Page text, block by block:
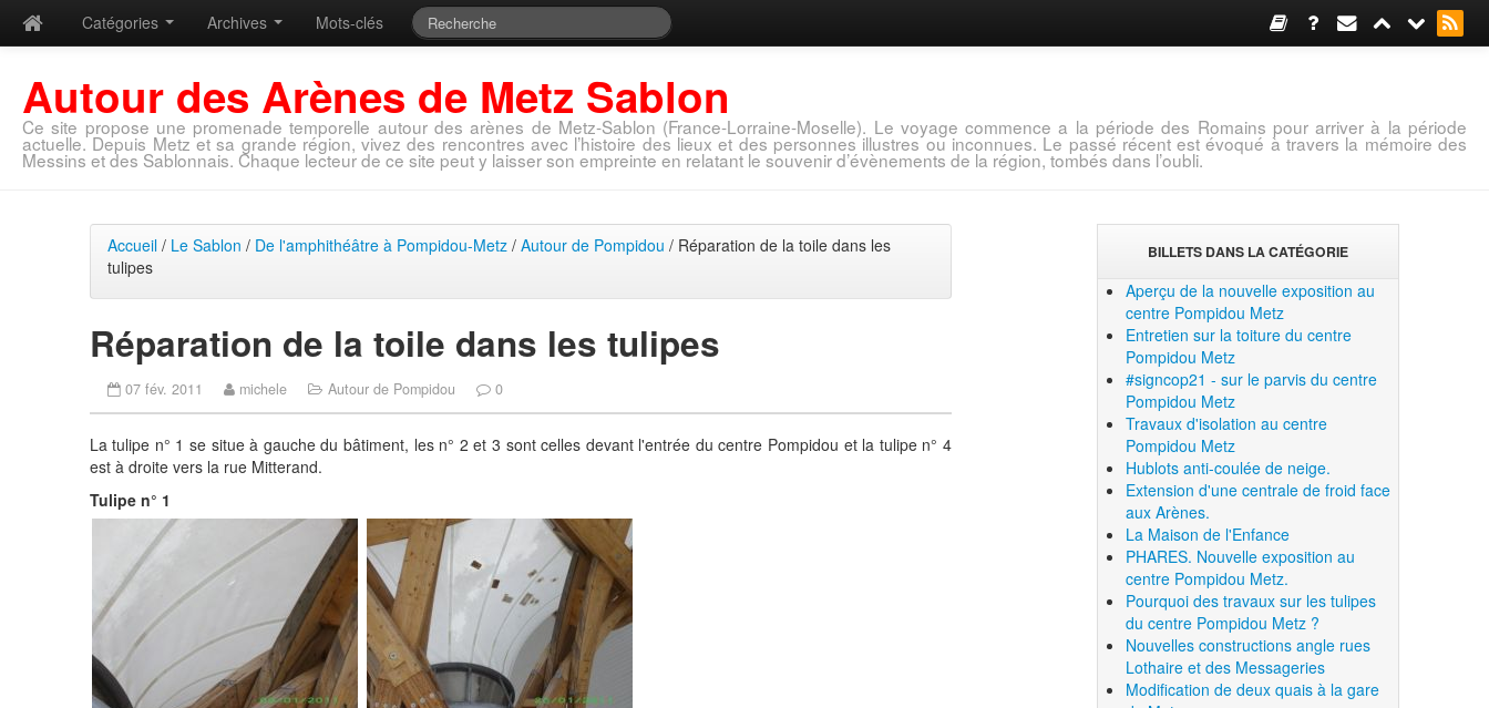
Catégories Archives Mots-clés
Autour des Arènes de Metz Sablon
Ce site propose une promenade temporelle autour des arènes de Metz-Sablon (France-Lorraine-Moselle). Le voyage commence a la période des Romains pour arriver à la période
actuelle. Depuis Metz et sa grande région, vivez des rencontres avec l’histoire des lieux et des personnes illustres ou inconnues. Le passé récent est évoqué à travers la mémoire des
Messins et des Sablonnais. Chaque lecteur de ce site peut y laisser son empreinte en relatant le souvenir d’évènements de la région, tombés dans l’oubli.
Accueil/ Le Sablon / De l'amphithéâtre à Pompidou-Metz/ Autour de Pompidou / Réparation de la toile dans les
tulipes
Réparation de la toile dans les tulipes
07 fév. 2011 michele Autour de Pompidou 0
La tulipe n° 1 se situe à gauche du bâtiment, les n° 2 et 3 sont celles devant l'entrée du centre Pompidou et la tulipe n° 4
est à droite vers la rue Mitterand.
Tulipe n° 1
BILLETS DANS LA CATÉGORIE
Aperçu de la nouvelle exposition au
centre Pompidou Metz
Entretien sur la toiture du centre
Pompidou Metz
#signcop21 - sur le parvis du centre
Pompidou Metz
Travaux d'isolation au centre
Pompidou Metz
Hublots anti-coulée de neige.
Extension d'une centrale de froid face
aux Arènes.
La Maison de l'Enfance
PHARES. Nouvelle exposition au
centre Pompidou Metz.
Pourquoi des travaux sur les tulipes
du centre Pompidou Metz ?
Nouvelles constructions angle rues
Lothaire et des Messageries
Modification de deux quais à la gare